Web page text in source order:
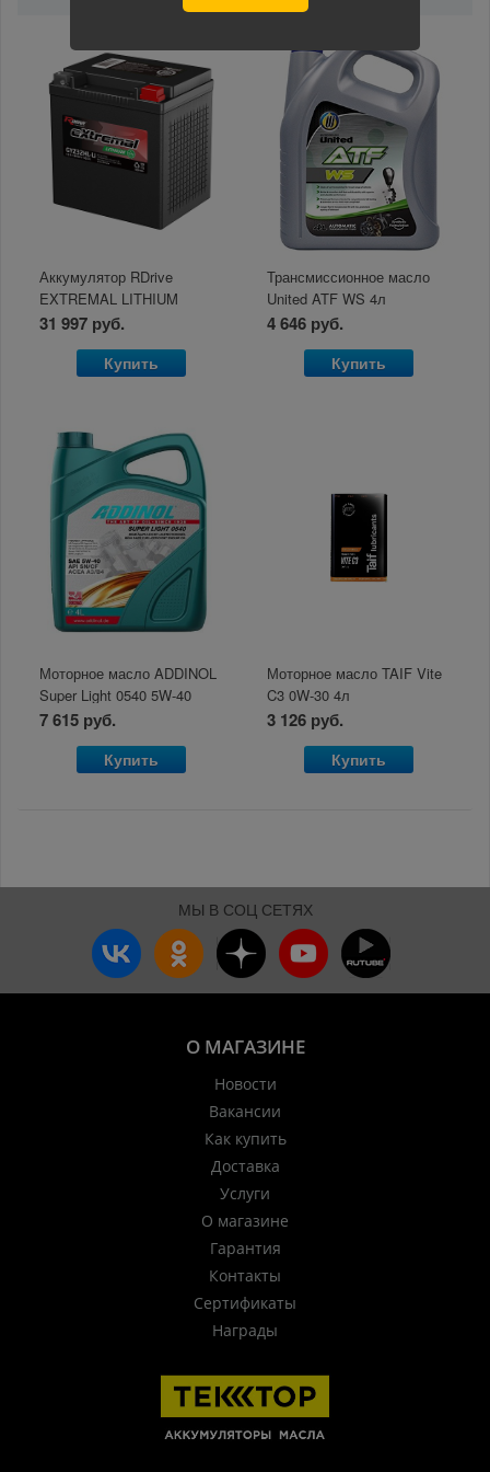
Аккумулятор RDrive
EXTREMAL LITHIUM
GYZ32HL-Li
31 997 руб.
Купить
Трансмиссионное масло
United ATF WS 4л
4 646 руб.
Купить
Моторное масло ADDINOL
Super Light 0540 5W-40
A3/B3/B4 SN/CF/EC 4л
7 615 руб.
Купить
Моторное масло TAIF Vite
C3 0W-30 4л
3 126 руб.
Купить
МЫ В СОЦ СЕТЯХ
О МАГАЗИНЕ
Новости
Вакансии
Как купить
Доставка
Услуги
О магазине
Гарантия
Контакты
Сертификаты
Награды